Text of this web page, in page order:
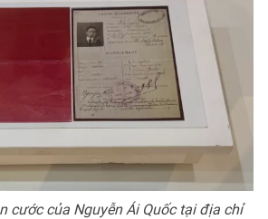
cước của Nguyễn Ái Quốc tại địa chỉ